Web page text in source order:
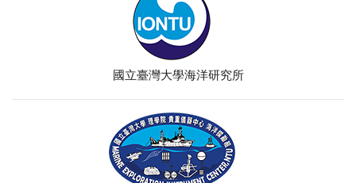
國立臺灣大學海洋研究所